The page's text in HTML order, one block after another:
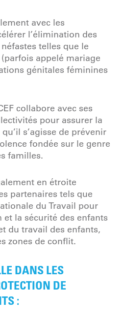
avec les
l’élimination des
telles que le
appelé mariage
génitales féminines
collabore avec ses
pour assurer la
s’agisse de prévenir
fondée sur le genre
familles.
en étroite
partenaires tels que
du Travail pour
la sécurité des enfants
du travail des enfants,
zones de conflit.
DANS LES
DE
: